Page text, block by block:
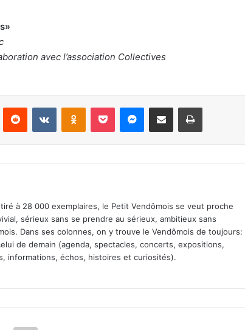
avec l’association Collectives
à 28 000 exemplaires, le Petit Vendômois se veut proche
sérieux sans se prendre au sérieux, ambitieux sans
Dans ses colonnes, on y trouve le Vendômois de toujours:
de demain (agenda, spectacles, concerts, expositions,
informations, échos, histoires et curiosités).